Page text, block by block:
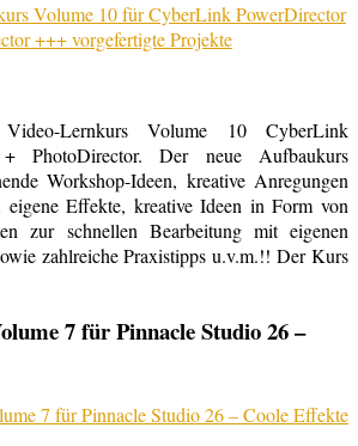
Lernkurs Volume 10 CyberLink
PhotoDirector. Der neue Aufbaukurs
Workshop-Ideen, kreative Anregungen
Effekte, kreative Ideen in Form von
zur schnellen Bearbeitung mit eigenen
zahlreiche Praxistipps u.v.m.!! Der Kurs
7 für Pinnacle Studio 26 –